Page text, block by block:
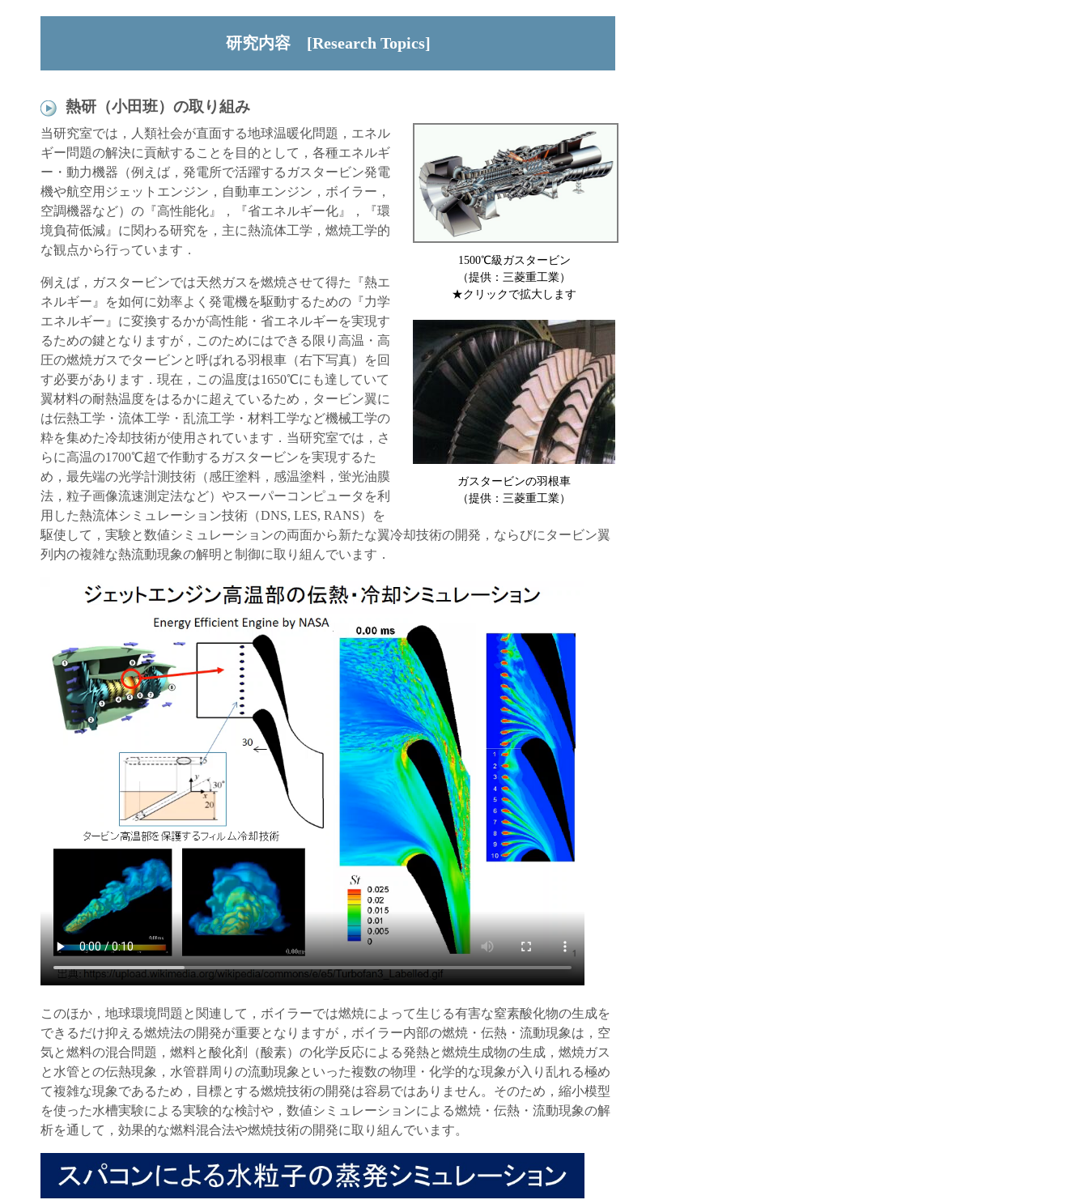
研究内容 [Research Topics]
熱研（小田班）の取り組み
1500℃級ガスタービン
（提供：三菱重工業）
★クリックで拡大します
ガスタービンの羽根車
（提供：三菱重工業）
当研究室では，人類社会が直面する地球温暖化問題，エネル
ギー問題の解決に貢献することを目的として，各種エネルギ
ー・動力機器（例えば，発電所で活躍するガスタービン発電
機や航空用ジェットエンジン，自動車エンジン，ボイラー，
空調機器など）の『高性能化』，『省エネルギー化』，『環
境負荷低減』に関わる研究を，主に熱流体工学，燃焼工学的
な観点から行っています．
例えば，ガスタービンでは天然ガスを燃焼させて得た『熱エ
ネルギー』を如何に効率よく発電機を駆動するための『力学
エネルギー』に変換するかが高性能・省エネルギーを実現す
るための鍵となりますが，このためにはできる限り高温・高
圧の燃焼ガスでタービンと呼ばれる羽根車（右下写真）を回
す必要があります．現在，この温度は1650℃にも達していて
翼材料の耐熱温度をはるかに超えているため，タービン翼に
は伝熱工学・流体工学・乱流工学・材料工学など機械工学の
粋を集めた冷却技術が使用されています．当研究室では，さ
らに高温の1700℃超で作動するガスタービンを実現するた
め，最先端の光学計測技術（感圧塗料，感温塗料，蛍光油膜
法，粒子画像流速測定法など）やスーパーコンピュータを利
用した熱流体シミュレーション技術（DNS, LES, RANS）を
駆使して，実験と数値シミュレーションの両面から新たな翼冷却技術の開発，ならびにタービン翼
列内の複雑な熱流動現象の解明と制御に取り組んでいます．
このほか，地球環境問題と関連して，ボイラーでは燃焼によって生じる有害な窒素酸化物の生成を
できるだけ抑える燃焼法の開発が重要となりますが，ボイラー内部の燃焼・伝熱・流動現象は，空
気と燃料の混合問題，燃料と酸化剤（酸素）の化学反応による発熱と燃焼生成物の生成，燃焼ガス
と水管との伝熱現象，水管群周りの流動現象といった複数の物理・化学的な現象が入り乱れる極め
て複雑な現象であるため，目標とする燃焼技術の開発は容易ではありません。そのため，縮小模型
を使った水槽実験による実験的な検討や，数値シミュレーションによる燃焼・伝熱・流動現象の解
析を通して，効果的な燃料混合法や燃焼技術の開発に取り組んでいます。